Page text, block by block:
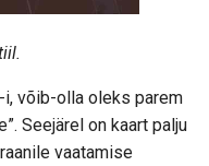
i, võib-olla oleks parem
Seejärel on kaart palju
vaatamise